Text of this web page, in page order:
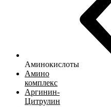
Аминокислоты
Амино
комплекс
Аргинин-
Цитрулин